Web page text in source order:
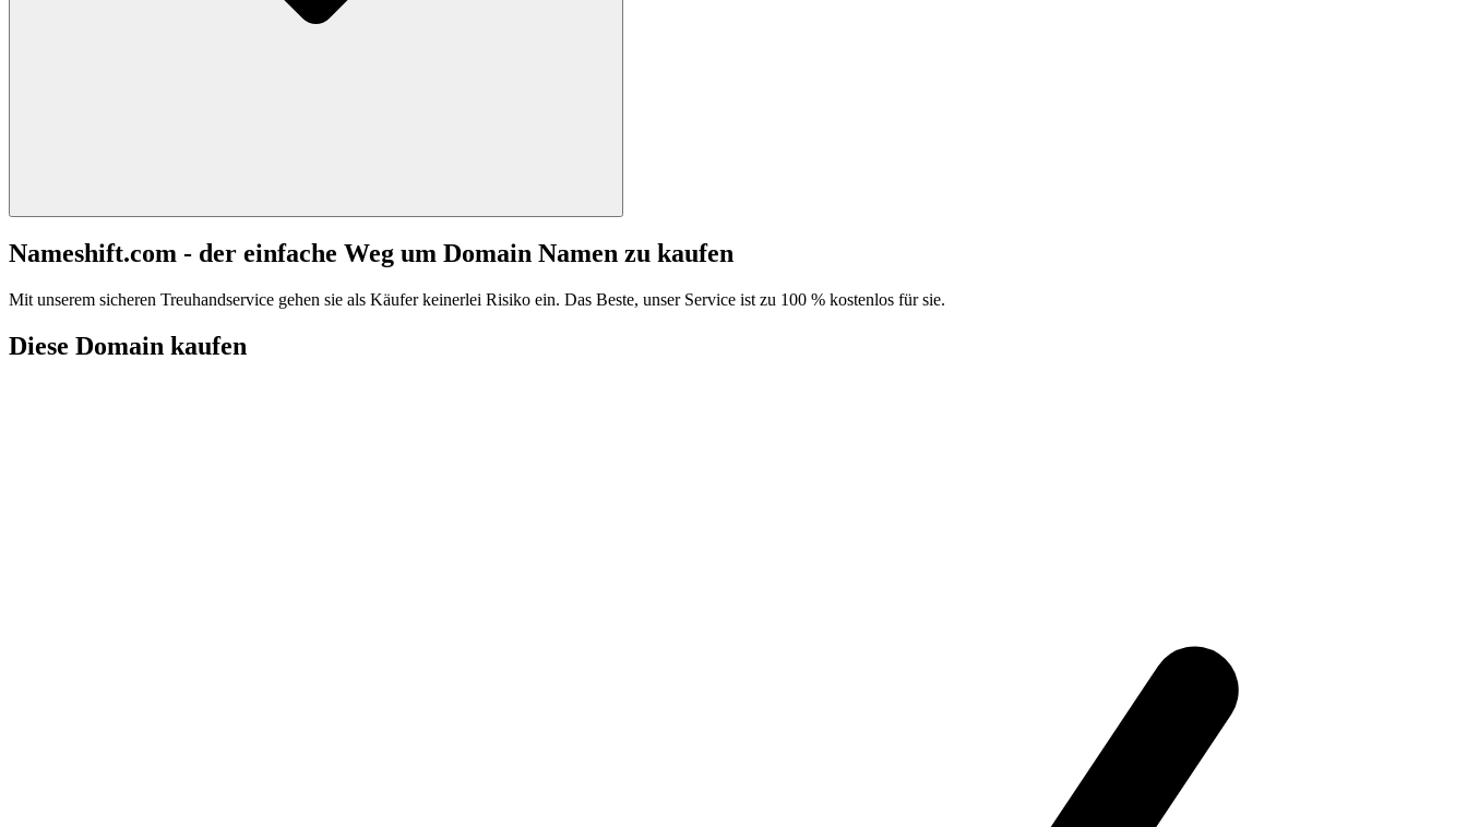
Nameshift.com - der einfache Weg um Domain Namen zu kaufen
Mit unserem sicheren Treuhandservice gehen sie als Käufer keinerlei Risiko ein. Das Beste, unser Service ist zu 100 % kostenlos für sie.
Diese Domain kaufen